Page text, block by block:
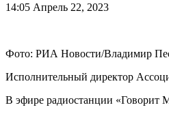
14:05 Апрель 22, 2023
Фото: РИА Новости/Владимир
Исполнительный директор
В эфире радиостанции «Говорит